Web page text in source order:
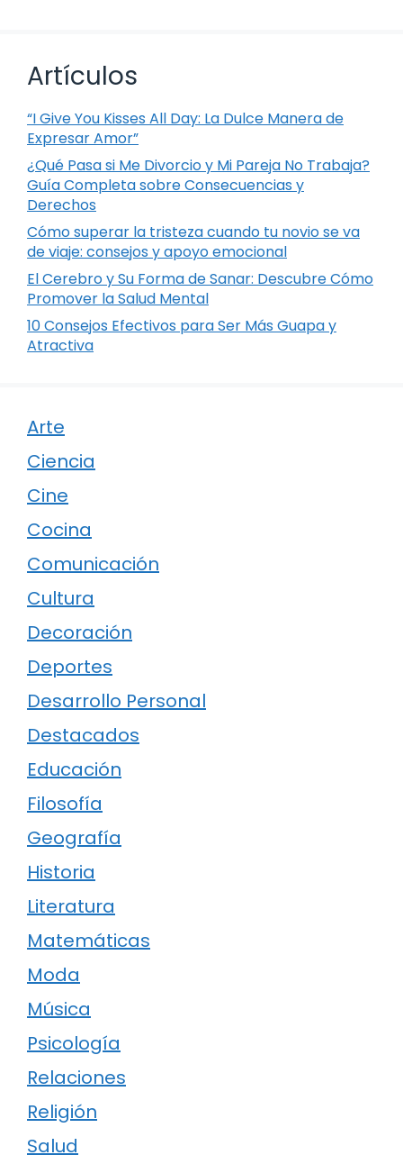
Artículos
“I Give You Kisses All Day: La Dulce Manera de
Expresar Amor”
¿Qué Pasa si Me Divorcio y Mi Pareja No Trabaja?
Guía Completa sobre Consecuencias y
Derechos
Cómo superar la tristeza cuando tu novio se va
de viaje: consejos y apoyo emocional
El Cerebro y Su Forma de Sanar: Descubre Cómo
Promover la Salud Mental
10 Consejos Efectivos para Ser Más Guapa y
Atractiva
Arte
Ciencia
Cine
Cocina
Comunicación
Cultura
Decoración
Deportes
Desarrollo Personal
Destacados
Educación
Filosofía
Geografía
Historia
Literatura
Matemáticas
Moda
Música
Psicología
Relaciones
Religión
Salud